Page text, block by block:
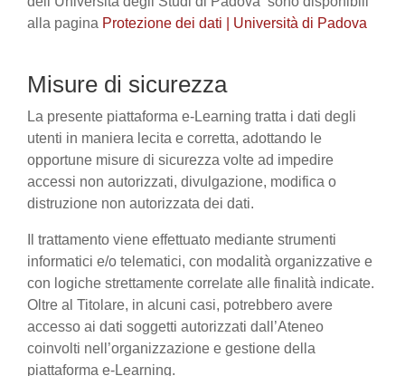
alla pagina Protezione dei dati | Università di Padova
Misure di sicurezza
La presente piattaforma e-Learning tratta i dati degli
utenti in maniera lecita e corretta, adottando le
opportune misure di sicurezza volte ad impedire
accessi non autorizzati, divulgazione, modifica o
distruzione non autorizzata dei dati.
Il trattamento viene effettuato mediante strumenti
informatici e/o telematici, con modalità organizzative e
con logiche strettamente correlate alle finalità indicate.
Oltre al Titolare, in alcuni casi, potrebbero avere
accesso ai dati soggetti autorizzati dall’Ateneo
coinvolti nell’organizzazione e gestione della
piattaforma e-Learning.